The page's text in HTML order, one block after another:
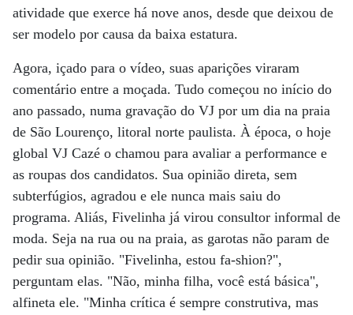
atividade que exerce há nove anos, desde que deixou de
ser modelo por causa da baixa estatura.
Agora, içado para o vídeo, suas aparições viraram
comentário entre a moçada. Tudo começou no início do
ano passado, numa gravação do VJ por um dia na praia
de São Lourenço, litoral norte paulista. À época, o hoje
global VJ Cazé o chamou para avaliar a performance e
as roupas dos candidatos. Sua opinião direta, sem
subterfúgios, agradou e ele nunca mais saiu do
programa. Aliás, Fivelinha já virou consultor informal de
moda. Seja na rua ou na praia, as garotas não param de
pedir sua opinião. "Fivelinha, estou fa-shion?",
perguntam elas. "Não, minha filha, você está básica",
alfineta ele. "Minha crítica é sempre construtiva, mas